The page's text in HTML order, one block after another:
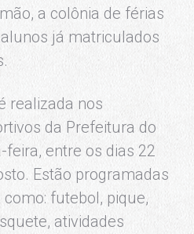
a colônia de férias
já matriculados
realizada nos
da Prefeitura do
feira, entre os dias 22
Estão programadas
futebol, pique,
atividades